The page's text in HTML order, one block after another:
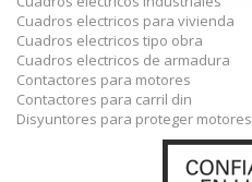
Cuadros electricos para vivienda
Cuadros electricos tipo obra
Cuadros electricos de armadura
Contactores para motores
Contactores para carril din
Disyuntores para proteger motores